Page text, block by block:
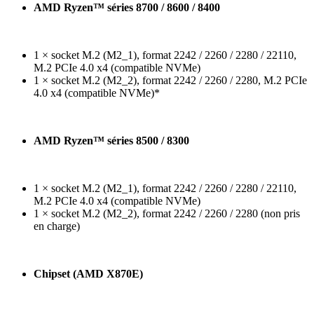
AMD Ryzen™ séries 8700 / 8600 / 8400
1 × socket M.2 (M2_1), format 2242 / 2260 / 2280 / 22110,
M.2 PCIe 4.0 x4 (compatible NVMe)
1 × socket M.2 (M2_2), format 2242 / 2260 / 2280, M.2 PCIe
4.0 x4 (compatible NVMe)*
AMD Ryzen™ séries 8500 / 8300
1 × socket M.2 (M2_1), format 2242 / 2260 / 2280 / 22110,
M.2 PCIe 4.0 x4 (compatible NVMe)
1 × socket M.2 (M2_2), format 2242 / 2260 / 2280 (non pris
en charge)
Chipset (AMD X870E)